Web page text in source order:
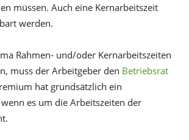
müssen. Auch eine Kernarbeitszeit
werden.
Rahmen- und/oder Kernarbeitszeiten
muss der Arbeitgeber den Betriebsrat
hat grundsätzlich ein
es um die Arbeitszeiten der